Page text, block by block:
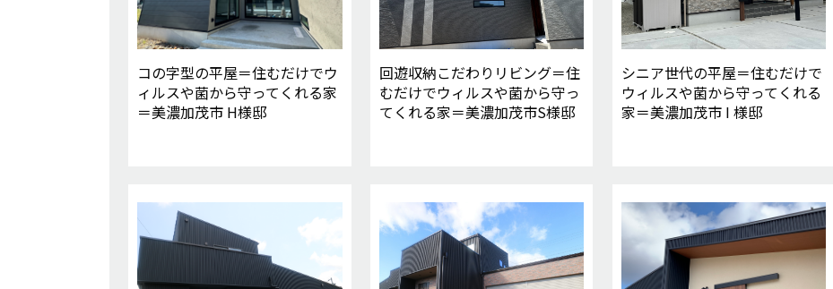
コの字型の平屋＝住むだけでウ
ィルスや菌から守ってくれる家
＝美濃加茂市 H様邸
回遊収納こだわりリビング＝住
むだけでウィルスや菌から守っ
てくれる家＝美濃加茂市S様邸
シニア世代の平屋＝住むだけで
ウィルスや菌から守ってくれる
家＝美濃加茂市 I 様邸